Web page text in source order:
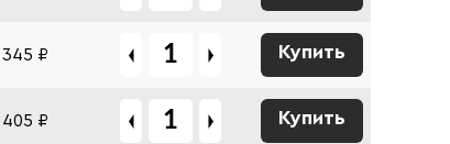
345 ₽ Купить
405 ₽ Купить